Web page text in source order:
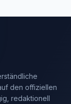
den offiziellen
redaktionell